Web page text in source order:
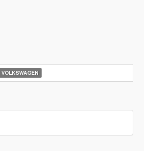
VOLKSWAGEN